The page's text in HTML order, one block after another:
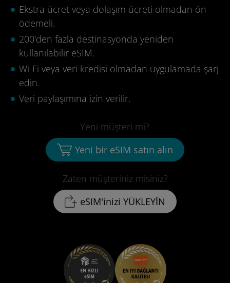
Ekstra ücret veya dolaşım ücreti olmadan ön
ödemeli.
200'den fazla destinasyonda yeniden
kullanılabilir eSIM.
Wi-Fi veya veri kredisi olmadan uygulamada şarj
edin.
Veri paylaşımına izin verilir.
Zaten müşteriniz misiniz?
eSIM'inizi YÜKLEYİN
Yeni müşteri mi?
Yeni bir eSIM satın alın